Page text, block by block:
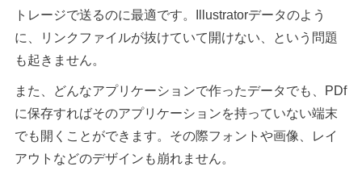
トレージで送るのに最適です。Illustratorデータのよう
に、リンクファイルが抜けていて開けない、という問題
も起きません。
また、どんなアプリケーションで作ったデータでも、PDf
に保存すればそのアプリケーションを持っていない端末
でも開くことができます。その際フォントや画像、レイ
アウトなどのデザインも崩れません。